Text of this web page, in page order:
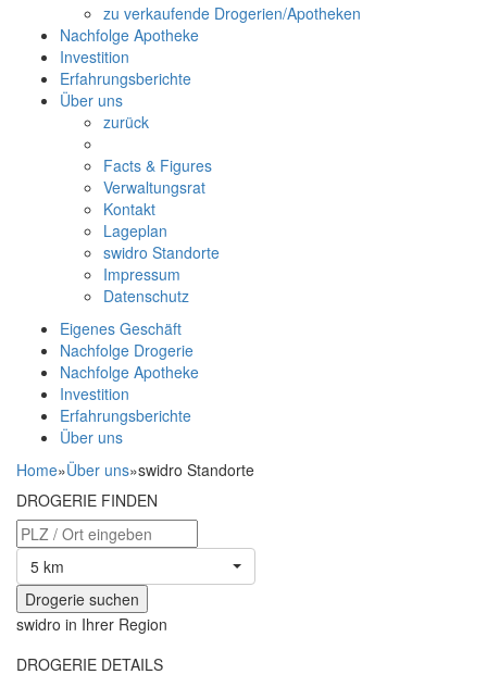
zu verkaufende Drogerien/Apotheken
Nachfolge Apotheke
Investition
Erfahrungsberichte
Über uns
zurück
Facts & Figures
Verwaltungsrat
Kontakt
Lageplan
swidro Standorte
Impressum
Datenschutz
Eigenes Geschäft
Nachfolge Drogerie
Nachfolge Apotheke
Investition
Erfahrungsberichte
Über uns
Home»Über uns»swidro Standorte
DROGERIE FINDEN
5 km
swidro in Ihrer Region
DROGERIE DETAILS